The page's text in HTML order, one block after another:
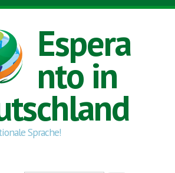
Espera
nto in
Sprache!